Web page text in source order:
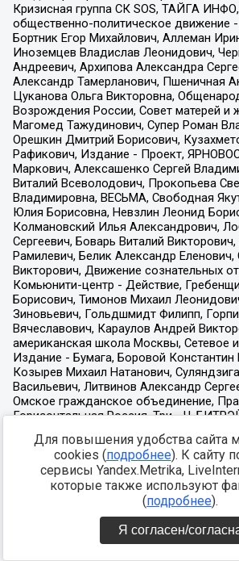
Для повышения удобства сайта
cookies (подробнее). К сайту
сервисы Yandex.Metrika,
которые также используют
(подробнее).
Я согласен/